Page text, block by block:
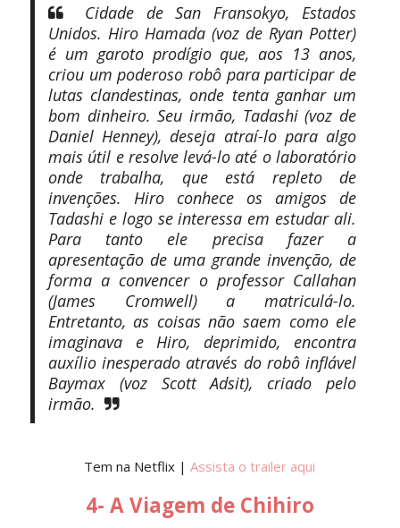
Cidade de San Fransokyo, Estados
Unidos. Hiro Hamada (voz de Ryan Potter)
é um garoto prodígio que, aos 13 anos,
criou um poderoso robô para participar de
lutas clandestinas, onde tenta ganhar um
bom dinheiro. Seu irmão, Tadashi (voz de
Daniel Henney), deseja atraí-lo para algo
mais útil e resolve levá-lo até o laboratório
onde trabalha, que está repleto de
invenções. Hiro conhece os amigos de
Tadashi e logo se interessa em estudar ali.
Para tanto ele precisa fazer a
apresentação de uma grande invenção, de
forma a convencer o professor Callahan
(James Cromwell) a matriculá-lo.
Entretanto, as coisas não saem como ele
imaginava e Hiro, deprimido, encontra
auxílio inesperado através do robô inflável
Baymax (voz Scott Adsit), criado pelo
irmão.
Tem na Netflix |Assista o trailer aqui
4- A Viagem de Chihiro